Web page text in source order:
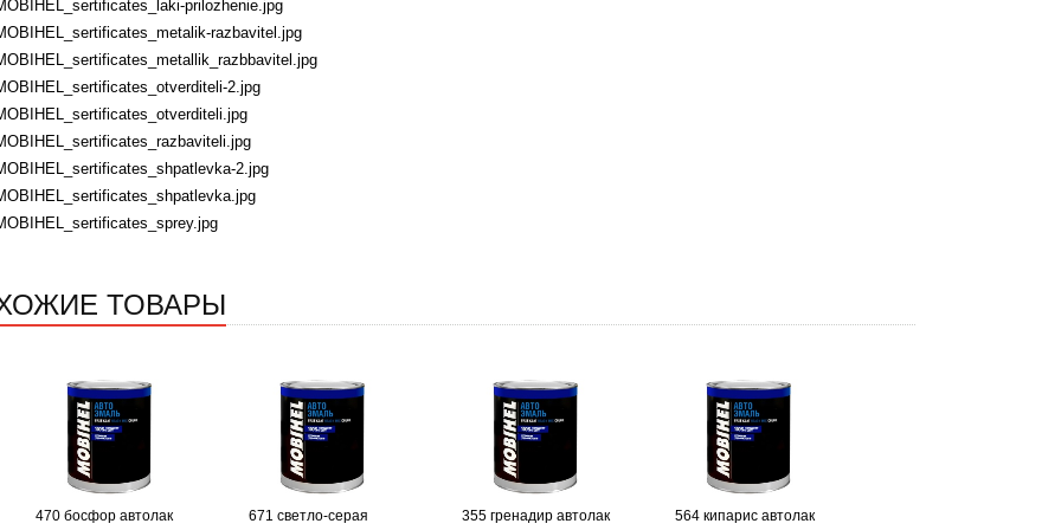
prilozhenie.jpg
razbavitel.jpg
2.jpg
2.jpg
ТОВАРЫ
470 босфор автолак
671 светло-серая
355 гренадир автолак
564 кипарис автолак